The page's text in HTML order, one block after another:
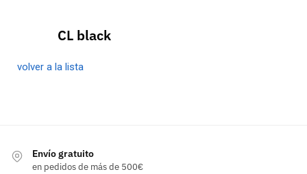
CL black
volver a la lista
Envío gratuito
en pedidos de más de 500€